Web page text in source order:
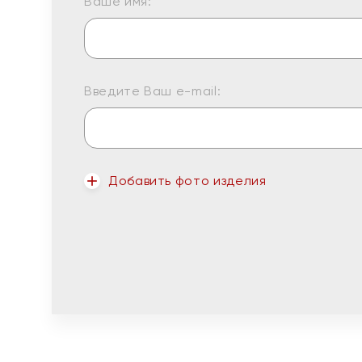
Введите Ваш e-mail:
Добавить фото изделия